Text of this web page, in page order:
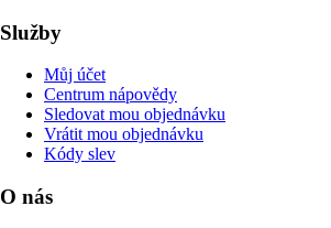
Služby
Můj účet
Centrum nápovědy
Sledovat mou objednávku
Vrátit mou objednávku
Kódy slev
O nás